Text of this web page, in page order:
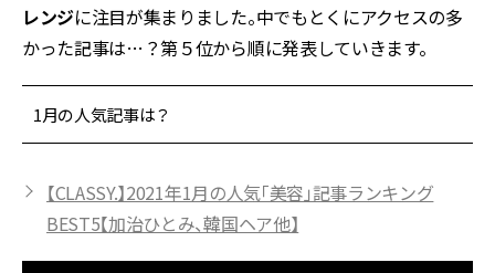
レンジに注目が集まりました。中でもとくにアクセスの多
かった記事は…？第５位から順に発表していきます。
1月の人気記事は？
【CLASSY.】2021年1月の人気「美容」記事ランキング
BEST5【加治ひとみ、韓国ヘア他】